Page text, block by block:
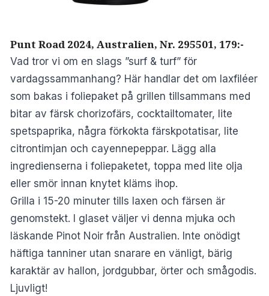
Punt Road 2024, Australien, Nr. 295501, 179:-
Vad tror vi om en slags ”surf & turf” för
vardagssammanhang? Här handlar det om laxfiléer
som bakas i foliepaket på grillen tillsammans med
bitar av färsk chorizofärs, cocktailtomater, lite
spetspaprika, några förkokta färskpotatisar, lite
citrontimjan och cayennepeppar. Lägg alla
ingredienserna i foliepaketet, toppa med lite olja
eller smör innan knytet kläms ihop.
Grilla i 15-20 minuter tills laxen och färsen är
genomstekt. I glaset väljer vi denna mjuka och
läskande Pinot Noir från Australien. Inte onödigt
häftiga tanniner utan snarare en vänligt, bärig
karaktär av hallon, jordgubbar, örter och smågodis.
Ljuvligt!